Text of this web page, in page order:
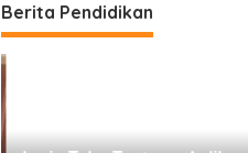
Berita Pendidikan